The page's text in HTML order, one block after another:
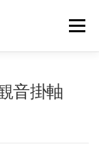
メニュー
音掛軸